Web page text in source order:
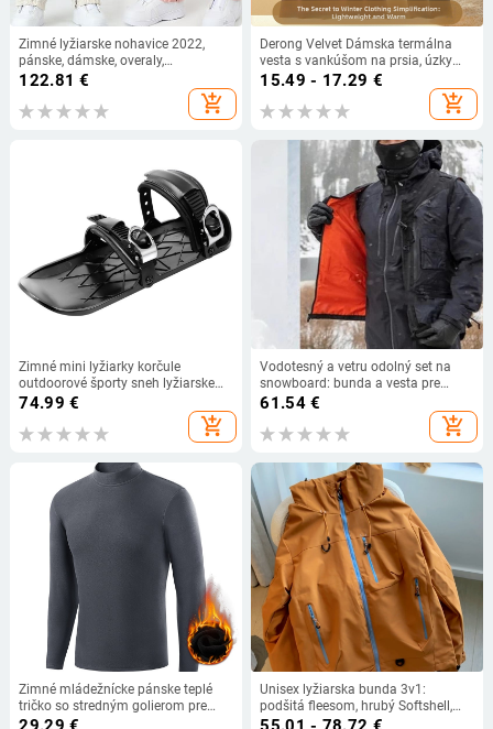
Zimné lyžiarske nohavice 2022,
pánske, dámske, overaly,
outdoorové, jazdecké, horolezecké,
snowboardové, nohavice, lyžiarske
kombinézy, vetruodolné,
122.81 €
add_shopping_cart
Derong Velvet Dámska termálna
vesta s vankúšom na prsia, úzky
strih, mäkká vnútorná vrstva, hrubší
15.49 - 17.29 €
add_shopping_cart
Zimné mini lyžiarky korčule
outdoorové športy sneh lyžiarske
topánky outdoor sneh mini
74.99 €
add_shopping_cart
Vodotesný a vetru odolný set na
snowboard: bunda a vesta pre
dvojicu, voľný strih pre mužov aj
61.54€
add_shopping_cart
Zimné mládežnícke pánske teplé
tričko so stredným golierom pre
mužov stredného veku, obojstranné
Unisex lyžiarska bunda 3v1:
podšitá fleesom, hrubý Softshell,
bavlnený zmesový materiál,